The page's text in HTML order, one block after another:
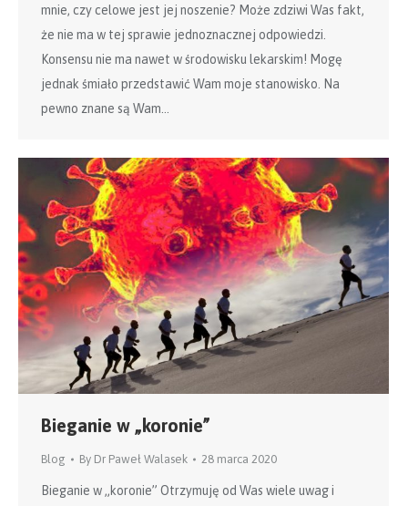
mnie, czy celowe jest jej noszenie? Może zdziwi Was fakt,
że nie ma w tej sprawie jednoznacznej odpowiedzi.
Konsensu nie ma nawet w środowisku lekarskim! Mogę
jednak śmiało przedstawić Wam moje stanowisko. Na
pewno znane są Wam…
Bieganie w „koronie”
Blog By Dr Paweł Walasek 28 marca 2020
Bieganie w „koronie” Otrzymuję od Was wiele uwag i